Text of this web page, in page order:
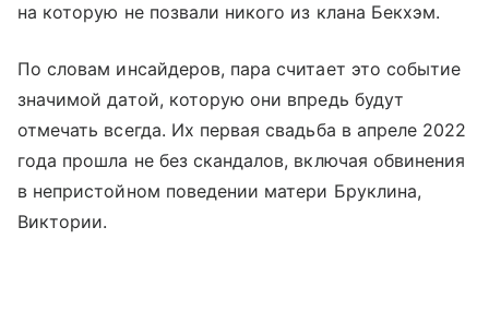
на которую не позвали никого из клана Бекхэм.
По словам инсайдеров, пара считает это событие
значимой датой, которую они впредь будут
отмечать всегда. Их первая свадьба в апреле 2022
года прошла не без скандалов, включая обвинения
в непристойном поведении матери Бруклина,
Виктории.